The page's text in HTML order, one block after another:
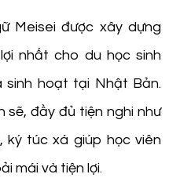
Meisei được xây dựng
nhất cho du học sinh
hoạt tại Nhật Bản.
sẽ, đầy đủ tiện nghi như
ký túc xá giúp học viên
mái và tiện lợi.